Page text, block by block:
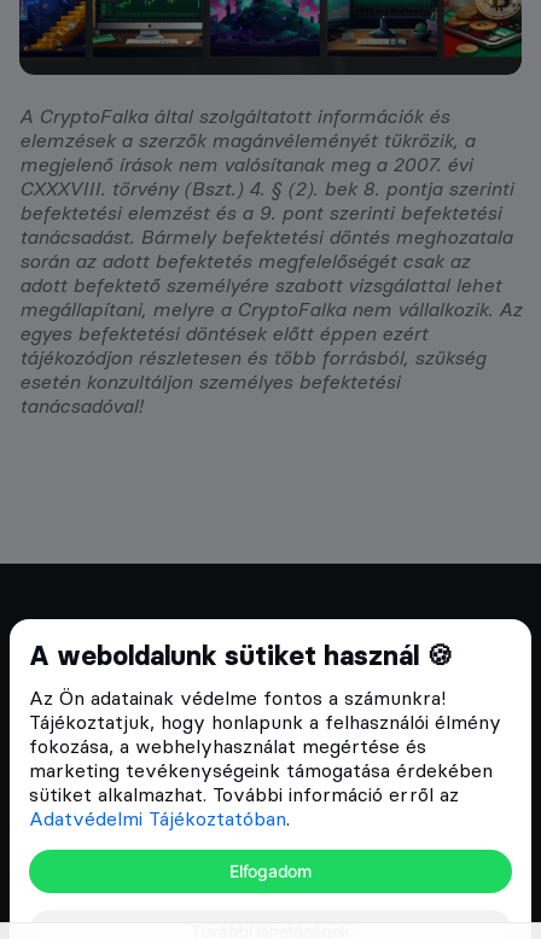
A weboldalunk sütiket használ 🍪
Az Ön adatainak védelme fontos a számunkra!
Tájékoztatjuk, hogy honlapunk a felhasználói élmény
fokozása, a webhelyhasználat megértése és
marketing tevékenységeink támogatása érdekében
sütiket alkalmazhat. További információ erről az
Adatvédelmi Tájékoztatóban.
Elfogadom
A CryptoFalka által szolgáltatott információk és
elemzések a szerzők magánvéleményét tükrözik, a
megjelenő írások nem valósítanak meg a 2007. évi
CXXXVIII. törvény (Bszt.) 4. § (2). bek 8. pontja szerinti
befektetési elemzést és a 9. pont szerinti befektetési
tanácsadást. Bármely befektetési döntés meghozatala
során az adott befektetés megfelelőségét csak az
adott befektető személyére szabott vizsgálattal lehet
megállapítani, melyre a CryptoFalka nem vállalkozik. Az
egyes befektetési döntések előtt éppen ezért
tájékozódjon részletesen és több forrásból, szükség
esetén konzultáljon személyes befektetési
tanácsadóval!
Cryptofalka 2018 óta
Szívünkön viseljük a blokklánc technológia
népszerűsítését Magyarországon, ezért 2018 óta a
Cryptofalka célja, hogy biztosítsa a hazai közösség
és vállalatok digitális oktatását és fejlődését.
Oldalak